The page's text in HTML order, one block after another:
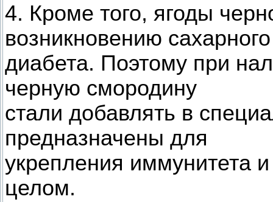
4. Кроме того, ягоды
возникновению сахарного
диабета. Поэтому при
черную смородину
стали добавлять в
предназначены для
укрепления иммунитета
целом.